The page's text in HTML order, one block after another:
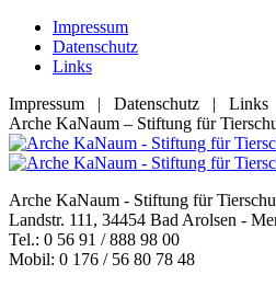
Zum
Inhalt
springen
Impressum
Datenschutz
Links
Impressum | Datenschutz | Links
Facebook
page
opens
new
window
YouTube
page
opens
new
window
RSS
page
opens
new
window
E-
Mail
page
in
new
window
Arche KaNaum – Stiftung für
Arche KaNaum - Stiftung für
Landstr. 111, 34454 Bad Arolsen -
Tel.: 0 56 91 / 888 98 00
Mobil: 0 176 / 56 80 78 48